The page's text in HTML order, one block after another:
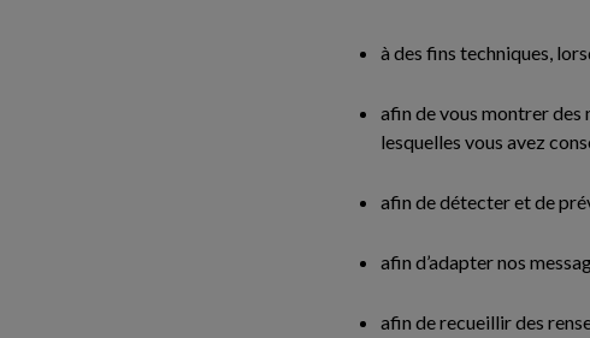
à des fins techniques,
afin de vous montrer des
lesquelles vous avez
afin de détecter et de
afin d’adapter nos
afin de recueillir des